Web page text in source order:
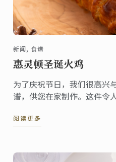
新闻, 食谱
惠灵顿圣诞火鸡
为了庆祝节日，我们很高兴
谱，供您在家制作。这件令
围。
阅读更多